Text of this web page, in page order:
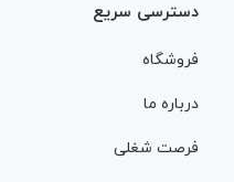
دسترسی سریع
فروشگاه
درباره ما
فرصت شغلی